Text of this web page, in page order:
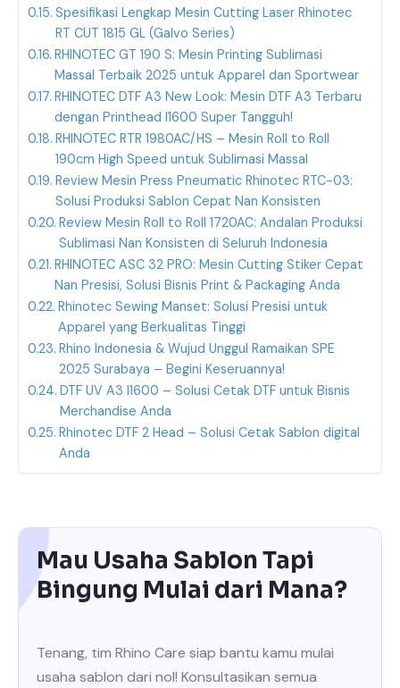
Spesifikasi Lengkap Mesin Cutting Laser Rhinotec
RT CUT 1815 GL (Galvo Series)
RHINOTEC GT 190 S: Mesin Printing Sublimasi
Massal Terbaik 2025 untuk Apparel dan Sportwear
RHINOTEC DTF A3 New Look: Mesin DTF A3 Terbaru
dengan Printhead I1600 Super Tangguh!
RHINOTEC RTR 1980AC/HS – Mesin Roll to Roll
190cm High Speed untuk Sublimasi Massal
Review Mesin Press Pneumatic Rhinotec RTC-03:
Solusi Produksi Sablon Cepat Nan Konsisten
Review Mesin Roll to Roll 1720AC: Andalan Produksi
Sublimasi Nan Konsisten di Seluruh Indonesia
RHINOTEC ASC 32 PRO: Mesin Cutting Stiker Cepat
Nan Presisi, Solusi Bisnis Print & Packaging Anda
Rhinotec Sewing Manset: Solusi Presisi untuk
Apparel yang Berkualitas Tinggi
Rhino Indonesia & Wujud Unggul Ramaikan SPE
2025 Surabaya – Begini Keseruannya!
DTF UV A3 I1600 – Solusi Cetak DTF untuk Bisnis
Merchandise Anda
Rhinotec DTF 2 Head – Solusi Cetak Sablon digital
Anda
Mau Usaha Sablon Tapi
Bingung Mulai dari Mana?
Tenang, tim Rhino Care siap bantu kamu mulai
usaha sablon dari nol! Konsultasikan semua